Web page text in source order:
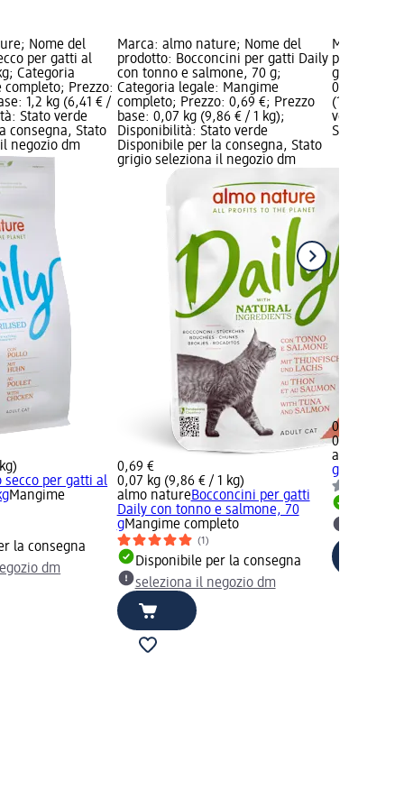
Nome del
per gatti al
Categoria
completo; Prezzo:
1,2 kg (6,41 € /
Stato verde
consegna, Stato
negozio dm
secco per gatti al
Mangime
la consegna
dm
Marca: almo nature; Nome del
prodotto: Bocconcini per gatti Daily
con tonno e salmone, 70 g;
Categoria legale: Mangime
completo; Prezzo: 0,69 €; Prezzo
base: 0,07 kg (9,86 € / 1 kg);
Disponibilità: Stato verde
Disponibile per la consegna, Stato
grigio seleziona il negozio dm
0,69 €
0,07 kg (9,86 € / 1 kg)
almo natureBocconcini per gatti
Daily con tonno e salmone, 70
gMangime completo
(1)
Disponibile per la consegna
seleziona il negozio dm
Marca:
prodotto:
gatti
0,89 €;
(17,80 € / 1
verde
Stato
0,89 €
0,05 kg
almo
gatti